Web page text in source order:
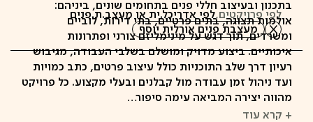
לפי פרויקטים,לפי אדריכל.ית או מעצב.ת פנים
מעצבת פנים אורלית יוסף
בתכנון ובעיצוב חללי פנים בתחומים שונים, ביניהם:
אולמות תצוגה, בתים פרטיים, בתי דירות, לוביים
ומשרדים, תוך דגש על מינימליזם צורני ופתרונות
איכותיים. ביצוע מדויק ומושלם בשלבי העבודה, מגיבוש
רעיון דרך שלב התוכניות כולל עיצוב פרטים, כתב כמויות
ועד ניהול זמן עבודה מול קבלנים ובעלי מקצוע. כל פרויקט
מהווה יצירה המביאה עימה סיפור…
+ קרא עוד